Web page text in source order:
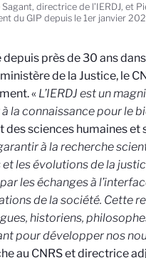
Sagant, directrice de l’IERDJ, et
du GIP depuis le 1er janvier
depuis près de 30 ans
de la Justice, le
« L’IERDJ est un
la connaissance pour le
des sciences humaines et
à la recherche
et les évolutions de la
les échanges à
de la société. Cette
historiens,
pour développer nos
au CNRS et directrice